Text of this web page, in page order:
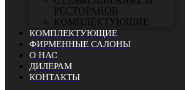
РЕСТОРАНОВ
КОМПЛЕКТУЮЩИЕ
КОМПЛЕКТУЮЩИЕ
ФИРМЕННЫЕ САЛОНЫ
О НАС
ДИЛЕРАМ
КОНТАКТЫ